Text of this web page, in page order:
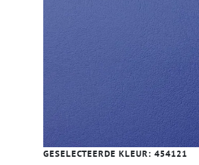
GESELECTEERDE KLEUR: 454121